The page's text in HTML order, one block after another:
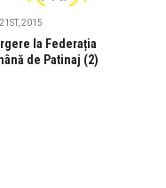
2015
la Federația
de Patinaj (2)